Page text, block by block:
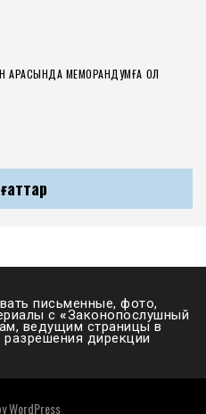
АРАСЫНДА МЕМОРАНДУМҒА ҚОЛ
письменные, фото,
с «Законопослушный
ведущим страницы в
дирекции
WordPress